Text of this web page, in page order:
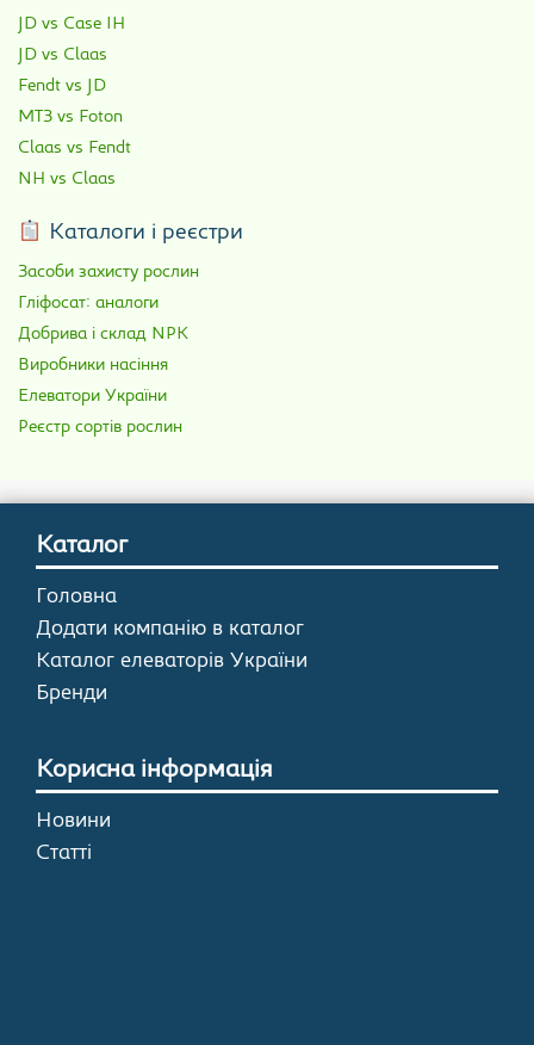
JD vs Case IH
JD vs Claas
Fendt vs JD
МТЗ vs Foton
Claas vs Fendt
NH vs Claas
Каталоги і реєстри
Засоби захисту рослин
Гліфосат: аналоги
Добрива і склад NPK
Виробники насіння
Елеватори України
Реєстр сортів рослин
Каталог
Головна
Додати компанію в каталог
Каталог елеваторів України
Бренди
Корисна інформація
Новини
Статті